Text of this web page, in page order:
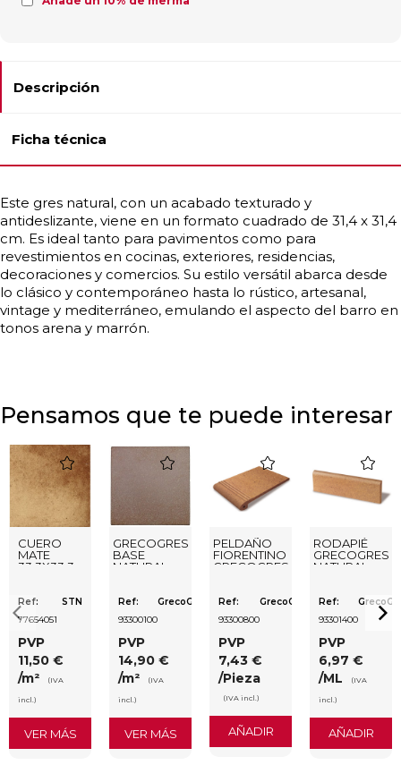
Descripción
Ficha técnica
Este gres natural, con un acabado texturado y
antideslizante, viene en un formato cuadrado de 31,4 x 31,4
cm. Es ideal tanto para pavimentos como para
revestimientos en cocinas, exteriores, residencias,
decoraciones y comercios. Su estilo versátil abarca desde
lo clásico y contemporáneo hasta lo rústico, artesanal,
vintage y mediterráneo, emulando el aspecto del barro en
tonos arena y marrón.
Pensamos que te puede interesar
CUERO
MATE
33,3X33,3
Ref:
77654051
STN
PVP
11,50 €
/m²
(IVA
incl.)
favorite
VER MÁS
GRECOGRES
BASE
NATURAL
Ref:
93300100
GrecoGres
PVP
14,90 €
/m²
(IVA
incl.)
VER MÁS
PELDAÑO
FIORENTINO
GRECOGRES
Ref:
93300800
GrecoGres
PVP
7,43 €
/Pieza
(IVA incl.)
AÑADIR
RODAPIÉ
GRECOGRES
NATURAL
Ref:
93301400
PVP
6,97 €
/ML
(IVA
incl.)
AÑADIR